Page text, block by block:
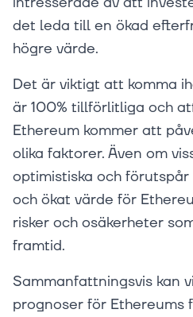
det leda till en ökad
högre värde.
Det är viktigt att komma
är 100% tillförlitliga och
Ethereum kommer att
olika faktorer. Även om
optimistiska och
och ökat värde för
risker och osäkerheter
framtid.
Sammanfattningsvis kan
prognoser för